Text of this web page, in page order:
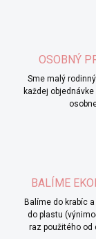
OSOBNÝ
Sme malý
každej
BALÍME
Balíme do krabíc
do plastu
raz použitého od